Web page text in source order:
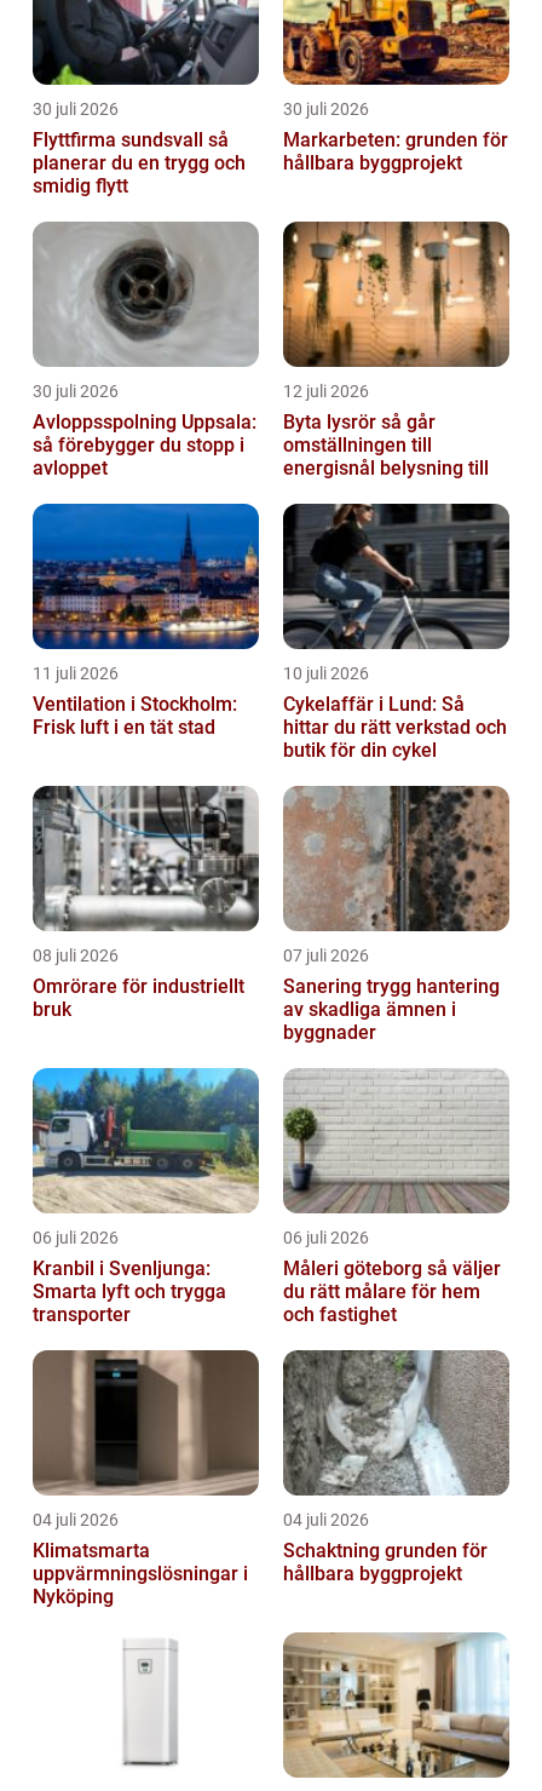
30 juli 2026
Flyttfirma sundsvall så
planerar du en trygg och
smidig flytt
30 juli 2026
Markarbeten: grunden för
hållbara byggprojekt
30 juli 2026
Avloppsspolning Uppsala:
så förebygger du stopp i
avloppet
12 juli 2026
Byta lysrör så går
omställningen till
energisnål belysning till
11 juli 2026
Ventilation i Stockholm:
Frisk luft i en tät stad
10 juli 2026
Cykelaffär i Lund: Så
hittar du rätt verkstad och
butik för din cykel
08 juli 2026
Omrörare för industriellt
bruk
07 juli 2026
Sanering trygg hantering
av skadliga ämnen i
byggnader
06 juli 2026
Kranbil i Svenljunga:
Smarta lyft och trygga
transporter
06 juli 2026
Måleri göteborg så väljer
du rätt målare för hem
och fastighet
04 juli 2026
Klimatsmarta
uppvärmningslösningar i
Nyköping
04 juli 2026
Schaktning grunden för
hållbara byggprojekt